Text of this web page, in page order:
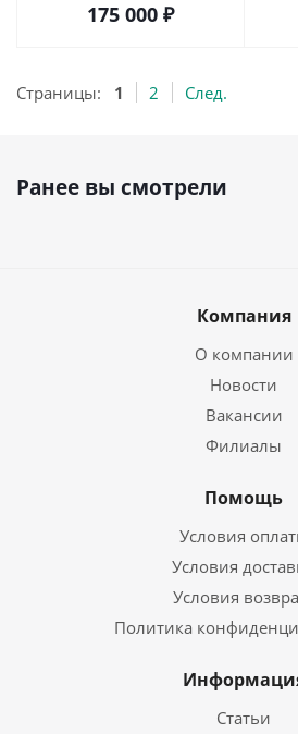
175 000 ₽
Страницы: 1 2 След.
Ранее вы смотрели
Компания
О компании
Новости
Вакансии
Филиалы
Помощь
Условия
Условия
Условия
Политика
Статьи